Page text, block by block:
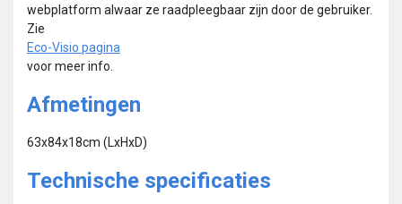
webplatform alwaar ze raadpleegbaar zijn door de gebruiker.
Zie
Eco-Visio pagina
voor meer info.
Afmetingen
63x84x18cm (LxHxD)
Technische specificaties